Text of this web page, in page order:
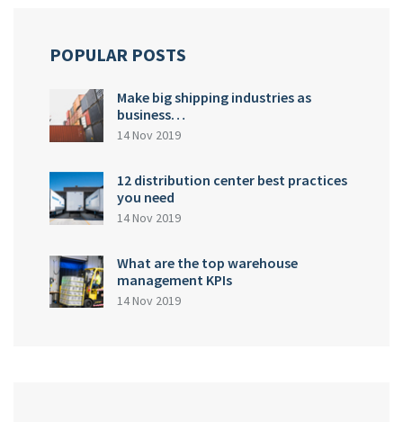
POPULAR POSTS
Make big shipping industries as
business…
14 Nov 2019
12 distribution center best practices
you need
14 Nov 2019
What are the top warehouse
management KPIs
14 Nov 2019